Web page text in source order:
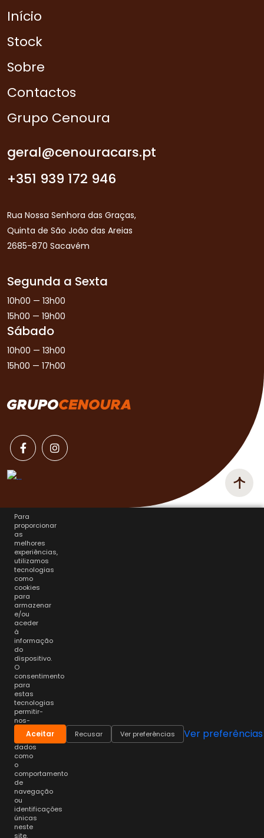
Início
Stock
Sobre
Contactos
Grupo Cenoura
geral@cenouracars.pt
+351 939 172 946
Rua Nossa Senhora das Graças,
Quinta de São João das Areias
2685-870 Sacavém
Segunda a Sexta
10h00 — 13h00
15h00 — 19h00
Sábado
10h00 — 13h00
15h00 — 17h00
Para
proporcionar
as
melhores
experiências,
utilizamos
tecnologias
como
cookies
para
armazenar
e/ou
aceder
à
informação
do
dispositivo.
O
consentimento
para
estas
tecnologias
permitir-
nos-
á
processar
dados
como
o
comportamento
de
navegação
ou
identificações
únicas
neste
site.
Aceitar Recusar Ver preferências Ver preferências